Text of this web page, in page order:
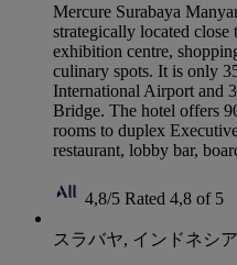
Mercure Surabaya
strategically located close
exhibition centre,
culinary spots. It is only
International Airport and
Bridge. The hotel offers
rooms to duplex
restaurant, lobby bar,
4,8/5 Rated 4,8 of 5
スラバヤ, インドネシア